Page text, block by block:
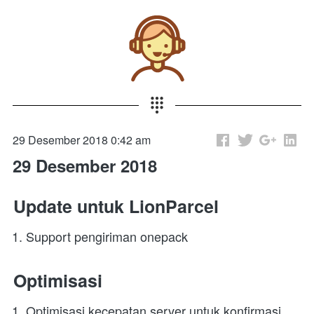
29 Desember 2018 0:42 am
29 Desember 2018
Update untuk LionParcel
Support pengiriman onepack
Optimisasi